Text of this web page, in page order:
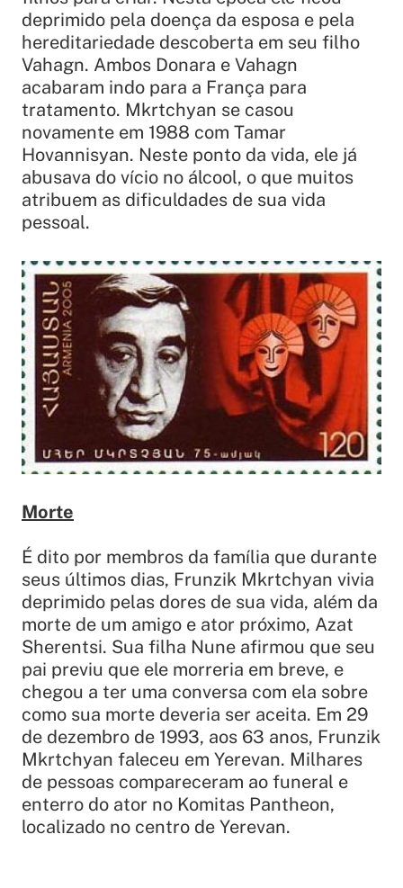
deprimido pela doença da esposa e pela
hereditariedade descoberta em seu filho
Vahagn. Ambos Donara e Vahagn
acabaram indo para a França para
tratamento. Mkrtchyan se casou
novamente em 1988 com Tamar
Hovannisyan. Neste ponto da vida, ele já
abusava do vício no álcool, o que muitos
atribuem as dificuldades de sua vida
pessoal.
Morte
É dito por membros da família que durante
seus últimos dias, Frunzik Mkrtchyan vivia
deprimido pelas dores de sua vida, além da
morte de um amigo e ator próximo, Azat
Sherentsi. Sua filha Nune afirmou que seu
pai previu que ele morreria em breve, e
chegou a ter uma conversa com ela sobre
como sua morte deveria ser aceita. Em 29
de dezembro de 1993, aos 63 anos, Frunzik
Mkrtchyan faleceu em Yerevan. Milhares
de pessoas compareceram ao funeral e
enterro do ator no Komitas Pantheon,
localizado no centro de Yerevan.